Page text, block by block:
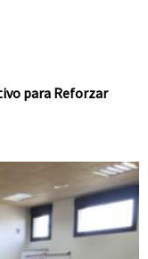
para Reforzar